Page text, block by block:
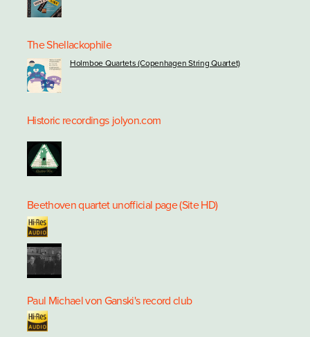
The Shellackophile
Holmboe Quartets (Copenhagen String Quartet)
Historic recordings jolyon.com
Beethoven quartet unofficial page (Site HD)
Paul Michael von Ganski's record club